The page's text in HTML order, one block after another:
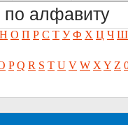
по алфавиту
Н О П Р С Т У Ф Х Ц Ч Ш
P Q R S T U V W X Y Z